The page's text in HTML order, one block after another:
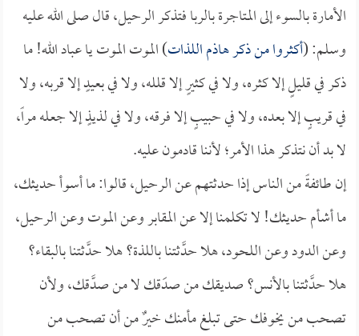
الأمارة بالسوء إلى المتاجرة بالربا فتذكر الرحيل، قال صلى الله عليه
وسلم: (أكثروا من ذكر هاذم اللذات) الموت الموت يا عباد الله! ما
ذكر في قليلٍ إلا كثره، ولا في كثيرٍ إلا قلله، ولا في بعيدٍ إلا قربه، ولا
في قريبٍ إلا بعده، ولا في حبيبٍ إلا فرقه، ولا في لذيذٍ إلا جعله مراً،
لا بد أن نتذكر هذا الأمر؛ لأننا قادمون عليه.
إن طائفةً من الناس إذا حدثتهم عن الرحيل، قالوا: ما أسوأ حديثك،
ما أشأم حديثك! لا تكلمنا إلا عن المقابر وعن الموت وعن الرحيل،
وعن الدود وعن اللحود، هلا حدَّثتنا باللذة؟ هلا حدَّثتنا بالبقاء؟
هلا حدَّثتنا بالأنس؟ صديقك من صدَقك لا من صدَّقك، ولأن
تصحب من يخوفك حتى تبلغ مأمنك خيرٌ من أن تصحب من